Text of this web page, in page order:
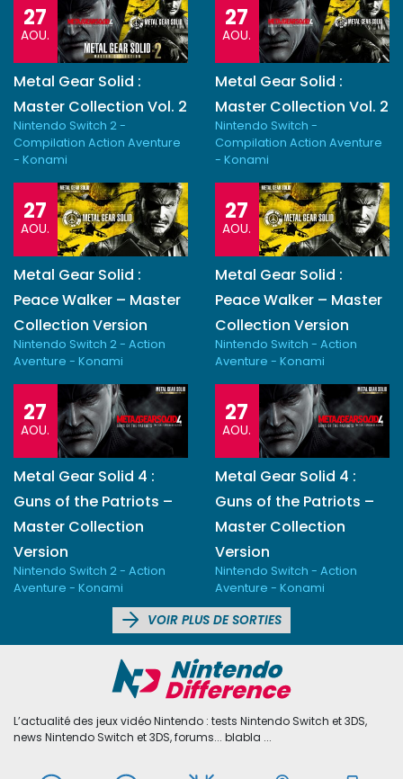
27
AOU.
Metal Gear Solid :
Master Collection Vol. 2
Nintendo Switch 2 -
Compilation Action Aventure
- Konami
27
AOU.
Metal Gear Solid :
Master Collection Vol. 2
Nintendo Switch -
Compilation Action Aventure
- Konami
27
AOU.
Metal Gear Solid :
Peace Walker – Master
Collection Version
Nintendo Switch 2 - Action
Aventure - Konami
27
AOU.
Metal Gear Solid :
Peace Walker – Master
Collection Version
Nintendo Switch - Action
Aventure - Konami
27
AOU.
Metal Gear Solid 4 :
Guns of the Patriots –
Master Collection
Version
Nintendo Switch 2 - Action
Aventure - Konami
27
AOU.
Metal Gear Solid 4 :
Guns of the Patriots –
Master Collection
Version
Nintendo Switch - Action
Aventure - Konami
VOIR PLUS DE SORTIES
L’actualité des jeux vidéo Nintendo : tests Nintendo Switch et 3DS,
news Nintendo Switch et 3DS, forums... blabla ...